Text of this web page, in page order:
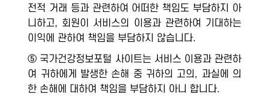
전적 거래 등과 관련하여 어떠한 책임도 부담하지 아
니하고, 회원이 서비스의 이용과 관련하여 기대하는
이익에 관하여 책임을 부담하지 않습니다.
⑤ 국가건강정보포털 사이트는 서비스 이용과 관련하
여 귀하에게 발생한 손해 중 귀하의 고의, 과실에 의
한 손해에 대하여 책임을 부담하지 아니 합니다.